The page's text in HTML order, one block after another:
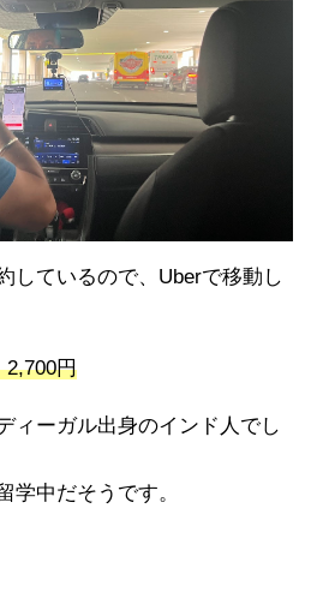
しているので、Uberで移動し
円
ィーガル出身のインド人でし
学中だそうです。